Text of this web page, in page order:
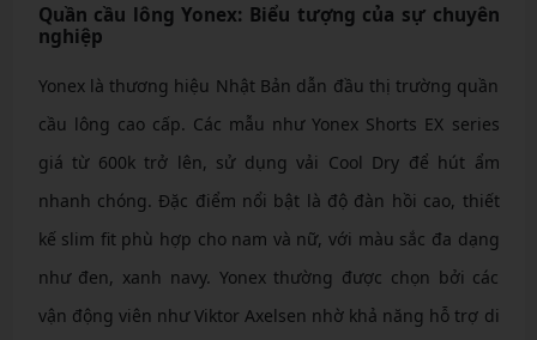
Quần cầu lông Yonex: Biểu tượng của sự chuyên
nghiệp
Yonex là thương hiệu Nhật Bản dẫn đầu thị trường quần
cầu lông cao cấp. Các mẫu như Yonex Shorts EX series
giá từ 600k trở lên, sử dụng vải Cool Dry để hút ẩm
nhanh chóng. Đặc điểm nổi bật là độ đàn hồi cao, thiết
kế slim fit phù hợp cho nam và nữ, với màu sắc đa dạng
như đen, xanh navy. Yonex thường được chọn bởi các
vận động viên như Viktor Axelsen nhờ khả năng hỗ trợ di